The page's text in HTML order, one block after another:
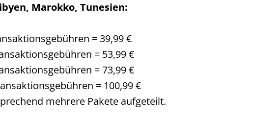
Marokko, Tunesien:
= 39,99 €
= 53,99 €
= 73,99 €
= 100,99 €
mehrere Pakete aufgeteilt.